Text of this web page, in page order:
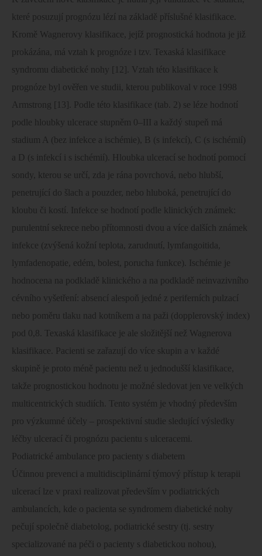
které posuzují prognózu lézí na základě příslušné klasifikace.
Kromě Wagnerovy klasifikace, jejíž prognostická hodnota je již
prokázána, má vztah k prognóze i tzv. Texaská klasifikace
syndromu diabetické nohy [12]. Vztah této klasifikace k
prognóze byl ověřen ve studii, kterou publikoval v roce 1998
Armstrong [13]. Podle této klasifikace (tab. 2) se léze hodnotí
podle hloubky ulcerace stupněm 0–III a každý stupeň má
stadium A (bez infekce a ischémie), B (s infekcí), C (s ischémií)
a D (s infekcí i s ischémií). Hloubka ulcerací se hodnotí pomocí
sondy, kterou se určí, zda je rána povrchová, nebo hlubší,
penetrující do šlach a pouzder, nebo hluboká, penetrující do
kloubu či kostí. Infekce se hodnotí podle klinických známek:
purulentní sekrece nebo přítomnosti dvou a více dalších známek
infekce (zvýšená kožní teplota, zarudnutí, lymfangoitida,
lymfadenopatie, edém, bolest, porucha funkce). Ischémie je
hodnocena na podkladě klinického a na podkladě neinvazivního
cévního vyšetření: absencí alespoň jedné z periferních pulzací
nebo poměru tlaku nad kotníkem a na paži (dopplerovský index)
pod 0,8. Texaská klasifikace je ale složitější než Wagnerova
klasifikace. Pacienti se zařazují do více skupin a v každé
skupině je proto méně pacientu než u jednodušší klasifikace,
takže prognostickou hodnotu je možné sledovat jen ve velkých
multicentrických studiích. Tento systém je vhodný především
pro výzkumné účely – prospektivní studie sledující výsledky
léčby ulcerací či prognózu pacientu s ulceracemi.
Podiatrické ambulance pro pacienty s diabetem
Účinnou prevenci a multidisciplinární týmový přístup k terapii
ulcerací lze v praxi realizovat především v podiatrických
ambulancích, kde o pacienta se syndromem diabetické nohy
pečují společně diabetolog, podiatrické sestry (tj. sestry
specializované na péči o pacienty s diabetickou nohou),